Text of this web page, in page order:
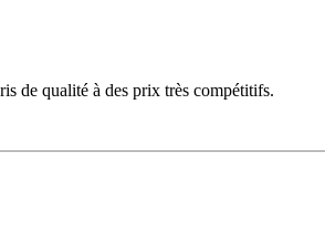
de qualité à des prix très compétitifs.